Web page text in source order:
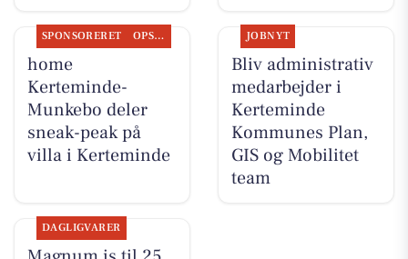
SPONSORERET OPSLAGSTAVLEN
home
Kerteminde-
Munkebo deler
sneak-peak på
villa i Kerteminde
JOBNYT
Bliv administrativ
medarbejder i
Kerteminde
Kommunes Plan,
GIS og Mobilitet
team
DAGLIGVARER